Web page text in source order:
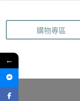
購物專區
←